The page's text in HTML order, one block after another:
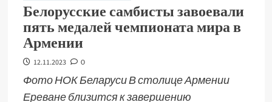
Белорусские самбисты завоевали
пять медалей чемпионата мира в
Армении
12.11.2023 0
Фото НОК Беларуси В столице Армении
Ереване близится к завершению